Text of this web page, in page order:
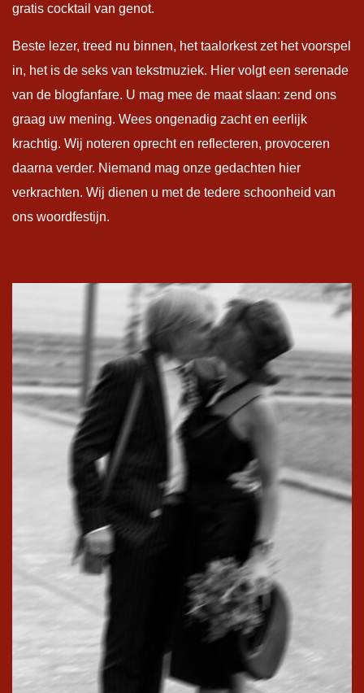
gratis cocktail van genot.
Beste lezer, treed nu binnen, het taalorkest zet het voorspel
in, het is de seks van tekstmuziek. Hier volgt een serenade
van de blogfanfare. U mag mee de maat slaan: zend ons
graag uw mening. Wees ongenadig zacht en eerlijk
krachtig. Wij noteren oprecht en reflecteren, provoceren
daarna verder. Niemand mag onze gedachten hier
verkrachten. Wij dienen u met de tedere schoonheid van
ons woordfestijn.